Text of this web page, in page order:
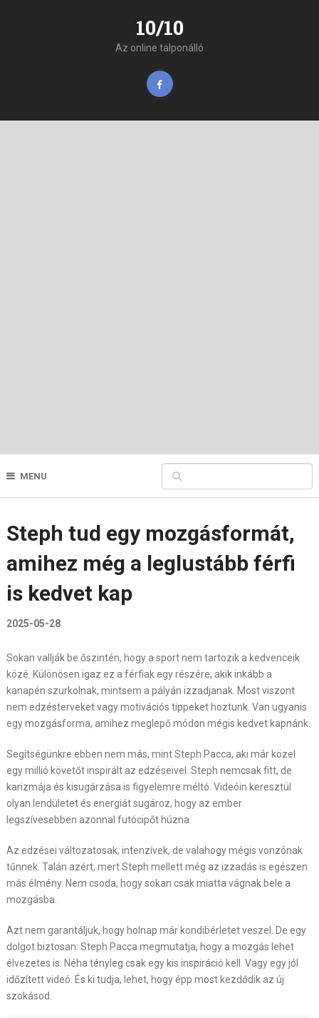
10/10
Az online talponálló
MENU
Steph tud egy mozgásformát,
amihez még a leglustább férfi
is kedvet kap
2025-05-28
Sokan vallják be őszintén, hogy a sport nem tartozik a kedvenceik
közé. Különösen igaz ez a férfiak egy részére, akik inkább a
kanapén szurkolnak, mintsem a pályán izzadjanak. Most viszont
nem edzésterveket vagy motivációs tippeket hoztunk. Van ugyanis
egy mozgásforma, amihez meglepő módon mégis kedvet kapnánk.
Segítségünkre ebben nem más, mint Steph Pacca, aki már közel
egy millió követőt inspirált az edzéseivel. Steph nemcsak fitt, de
karizmája és kisugárzása is figyelemre méltó. Videóin keresztül
olyan lendületet és energiát sugároz, hogy az ember
legszívesebben azonnal futócipőt húzna.
Az edzései változatosak, intenzívek, de valahogy mégis vonzónak
tűnnek. Talán azért, mert Steph mellett még az izzadás is egészen
más élmény. Nem csoda, hogy sokan csak miatta vágnak bele a
mozgásba.
Azt nem garantáljuk, hogy holnap már kondibérletet veszel. De egy
dolgot biztosan: Steph Pacca megmutatja, hogy a mozgás lehet
élvezetes is. Néha tényleg csak egy kis inspiráció kell. Vagy egy jól
időzített videó. És ki tudja, lehet, hogy épp most kezdődik az új
szokásod.